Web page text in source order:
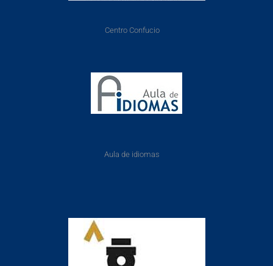
Centro Confucio
Aula de idiomas